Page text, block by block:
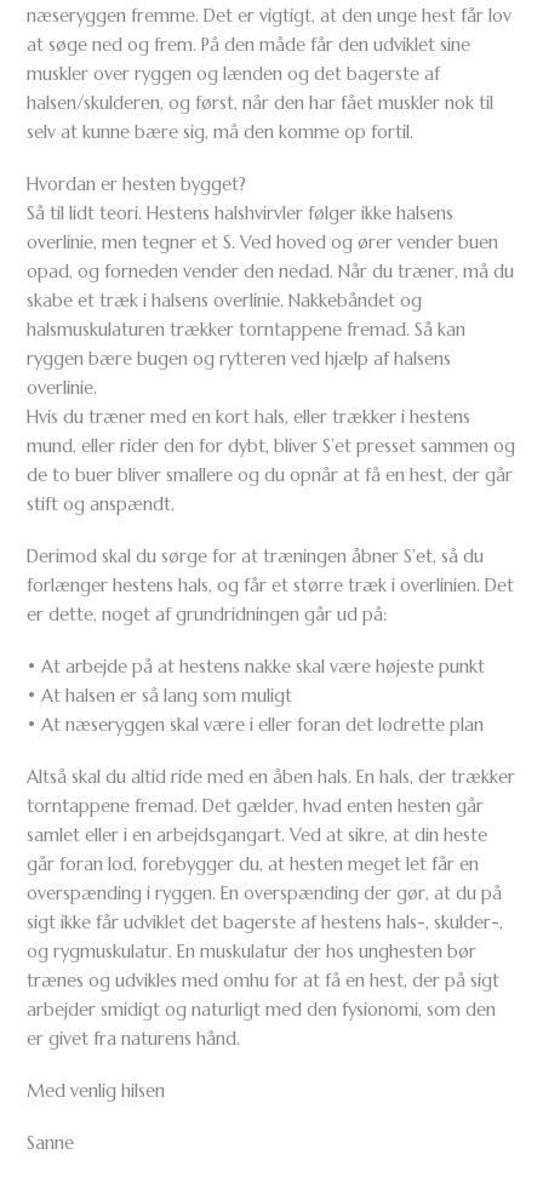
næseryggen fremme. Det er vigtigt, at den unge hest får lov
at søge ned og frem. På den måde får den udviklet sine
muskler over ryggen og lænden og det bagerste af
halsen/skulderen, og først, når den har fået muskler nok til
selv at kunne bære sig, må den komme op fortil.
Hvordan er hesten bygget?
Så til lidt teori. Hestens halshvirvler følger ikke halsens
overlinie, men tegner et S. Ved hoved og ører vender buen
opad, og forneden vender den nedad. Når du træner, må du
skabe et træk i halsens overlinie. Nakkebåndet og
halsmuskulaturen trækker torntappene fremad. Så kan
ryggen bære bugen og rytteren ved hjælp af halsens
overlinie.
Hvis du træner med en kort hals, eller trækker i hestens
mund, eller rider den for dybt, bliver S’et presset sammen og
de to buer bliver smallere og du opnår at få en hest, der går
stift og anspændt.
Derimod skal du sørge for at træningen åbner S’et, så du
forlænger hestens hals, og får et større træk i overlinien. Det
er dette, noget af grundridningen går ud på:
• At arbejde på at hestens nakke skal være højeste punkt
• At halsen er så lang som muligt
• At næseryggen skal være i eller foran det lodrette plan
Altså skal du altid ride med en åben hals. En hals, der trækker
torntappene fremad. Det gælder, hvad enten hesten går
samlet eller i en arbejdsgangart. Ved at sikre, at din heste
går foran lod, forebygger du, at hesten meget let får en
overspænding i ryggen. En overspænding der gør, at du på
sigt ikke får udviklet det bagerste af hestens hals-, skulder-,
og rygmuskulatur. En muskulatur der hos unghesten bør
trænes og udvikles med omhu for at få en hest, der på sigt
arbejder smidigt og naturligt med den fysionomi, som den
er givet fra naturens hånd.
Med venlig hilsen
Sanne